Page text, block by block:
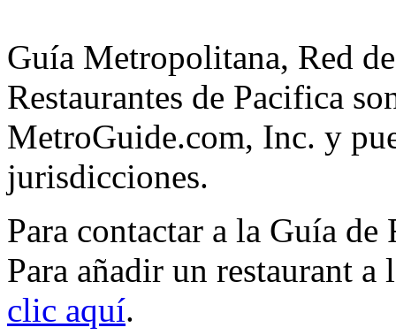
Guía Metropolitana, Red
Restaurantes de Pacifica
MetroGuide.com, Inc. y
jurisdicciones.
Para contactar a la Guía de
Para añadir un restaurant
clic aquí.